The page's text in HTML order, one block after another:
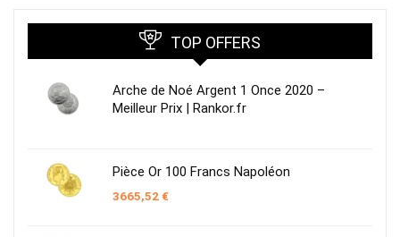
TOP OFFERS
Arche de Noé Argent 1 Once 2020 –
Meilleur Prix | Rankor.fr
Pièce Or 100 Francs Napoléon
3665,52€